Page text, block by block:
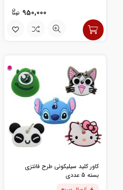
950,000
کاور کلید سیلیکونی طرح فانتزی
بسته 5 عددی